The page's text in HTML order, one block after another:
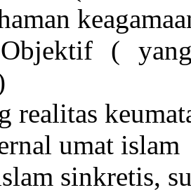
(
realitas
umat islam
sinkretis,